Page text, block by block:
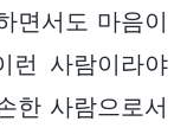
면서도 마음이
런 사람이라야
한 사람으로서